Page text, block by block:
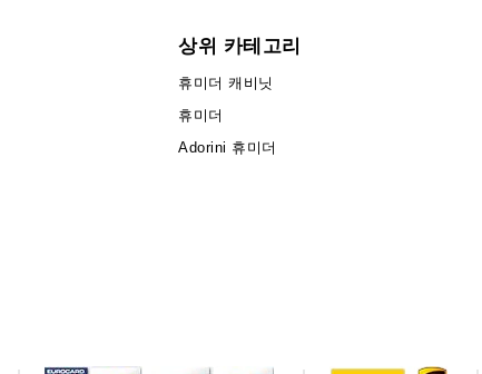
상위 카테고리
휴미더 캐비닛
휴미더
Adorini 휴미더